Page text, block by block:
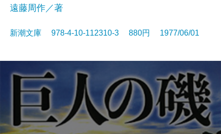
遠藤周作／著
新潮文庫 978-4-10-112310-3 880円 1977/06/01